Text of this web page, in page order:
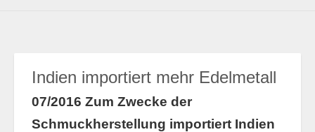
Indien importiert mehr Edelmetall
07/2016 Zum Zwecke der
Schmuckherstellung importiert Indien